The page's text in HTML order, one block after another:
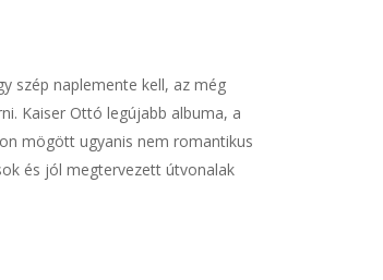
szép naplemente kell, az még
Kaiser Ottó legújabb albuma, a
mögött ugyanis nem romantikus
és jól megtervezett útvonalak